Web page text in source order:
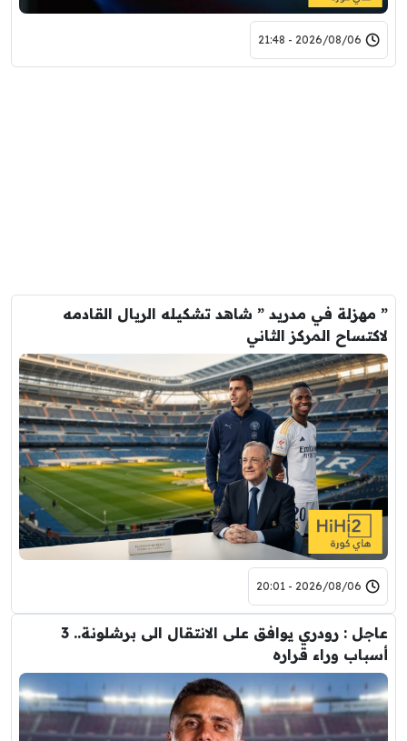
2026/08/06 - 21:48
” مهزلة في مدريد ” شاهد تشكيله الريال القادمه
لاكتساح المركز الثاني
2026/08/06 - 20:01
عاجل : رودري يوافق على الانتقال الى برشلونة.. 3
أسباب وراء قراره